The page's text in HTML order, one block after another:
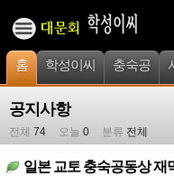
홈 학성이씨 충숙공
공지사항
전체 74 오늘 0 분류 전체
일본 교토 충숙공동상 재